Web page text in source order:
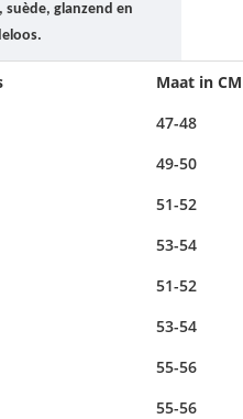
suède, glanzend en
Maat in CM
47-48
49-50
51-52
53-54
51-52
53-54
55-56
55-56